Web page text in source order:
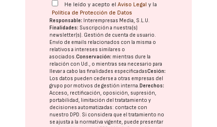
He leído y acepto elAviso Legal y la
Política de Protección de Datos
Responsable: Interempresas Media, S.L.U.
Finalidades: Suscripción a nuestra(s)
newsletter(s). Gestión de cuenta de usuario.
Envío de emails relacionados con la misma o
relativos a intereses similares o
asociados.Conservación: mientras dure la
relación con Ud., o mientras sea necesario para
llevar a cabo las finalidades especificadasCesión:
Los datos pueden cederse a otras empresas del
grupo por motivos de gestión interna.Derechos:
Acceso, rectificación, oposición, supresión,
portabilidad, limitación del tratatamiento y
decisiones automatizadas: contacte con
nuestro DPD. Si considera que el tratamiento no
se ajusta a la normativa vigente, puede presentar